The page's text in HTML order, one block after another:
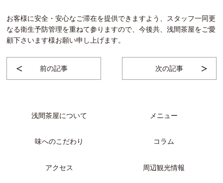
お客様に安全・安心なご滞在を提供できますよう、スタッフ一同更
なる衛生予防管理を重ねて参りますので、今後共、浅間茶屋をご愛
顧下さいます様お願い申し上げます。
前の記事 次の記事
浅間茶屋について メニュー
味へのこだわり コラム
アクセス 周辺観光情報